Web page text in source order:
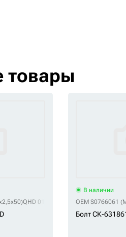
товары
QHD 0120102000500 (M20x2,5x50)
В наличии
OEM S0766061
Болт СК-